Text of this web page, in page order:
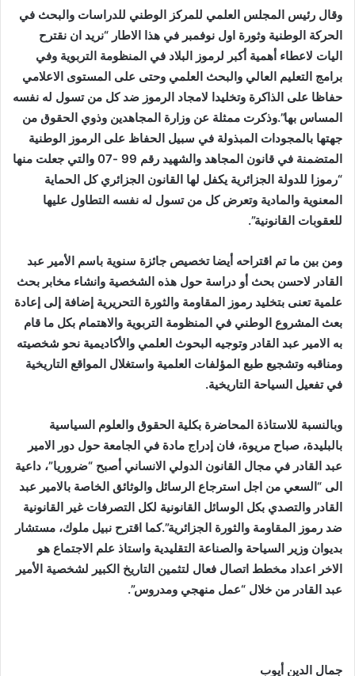
وقال رئيس المجلس العلمي للمركز الوطني للدراسات والبحث في
الحركة الوطنية وثورة اول نوفمبر في هذا الاطار “نريد ان نقترح
اليات لاعطاء أهمية أكبر لرموز البلاد في المنظومة التربوية وفي
برامج التعليم العالي والبحث العلمي وحتى على المستوى الاعلامي
حفاظا على الذاكرة وتخليدا لامجاد الرموز ضد كل من تسول له نفسه
المساس بها”.وذكرت ممثلة عن وزارة المجاهدين وذوي الحقوق من
جهتها بالمجودات المبذولة في سبيل الحفاظ على الرموز الوطنية
المتضمنة في قانون المجاهد والشهيد رقم 99 -07 والتي جعلت منها
“رموزا للدولة الجزائرية يكفل لها القانون الجزائري كل الحماية
المعنوية والمادية وتعرض كل من تسول له نفسه التطاول عليها
للعقوبات القانونية”.
ومن بين ما تم اقتراحه أيضا تخصيص جائزة سنوية باسم الأمير عبد
القادر لاحسن بحث أو دراسة حول هذه الشخصية وانشاء مخابر بحث
علمية تعنى بتخليد رموز المقاومة والثورة التحريرية إضافة إلى إعادة
بعث المشروع الوطني في المنظومة التربوية والاهتمام بكل ما قام
به الامير عبد القادر وتوجيه البحوث العلمي والأكاديمية نحو شخصيته
ومناقبه وتشجيع طبع المؤلفات العلمية واستغلال المواقع التاريخية
في تفعيل السياحة التاريخية.
وبالنسبة للاستاذة المحاضرة بكلية الحقوق والعلوم السياسية
بالبليدة، صباح مريوة، فان إدراج مادة في الجامعة حول دور الامير
عبد القادر في مجال القانون الدولي الانساني أصبح “ضروريا”، داعية
الى “السعي من اجل استرجاع الرسائل والوثائق الخاصة بالامير عبد
القادر والتصدي بكل الوسائل القانونية لكل التصرفات غير القانونية
ضد رموز المقاومة والثورة الجزائرية”.كما اقترح نبيل ملوك، مستشار
بديوان وزير السياحة والصناعة التقليدية واستاذ علم الاجتماع هو
الاخر اعداد مخطط اتصال فعال لتثمين التاريخ الكبير لشخصية الأمير
عبد القادر من خلال “عمل منهجي ومدروس”.
جمال الدين أيوب